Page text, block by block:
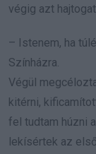
végig azt
– Istenem, ha
Színházra.
Végül
kitérni,
fel tudtam húzni
lekísértek az